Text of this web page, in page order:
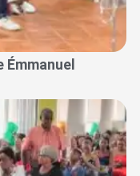
Émmanuel